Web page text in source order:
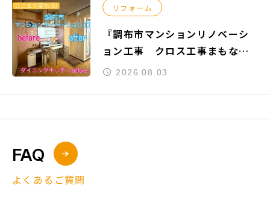
リフォーム
『調布市マンションリノベーシ
ョン工事 クロス工事まもなく
完了』
2026.08.03
FAQ
よくあるご質問